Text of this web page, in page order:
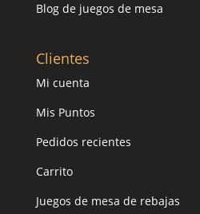
Blog de juegos de mesa
Clientes
Mi cuenta
Mis Puntos
Pedidos recientes
Carrito
Juegos de mesa de rebajas